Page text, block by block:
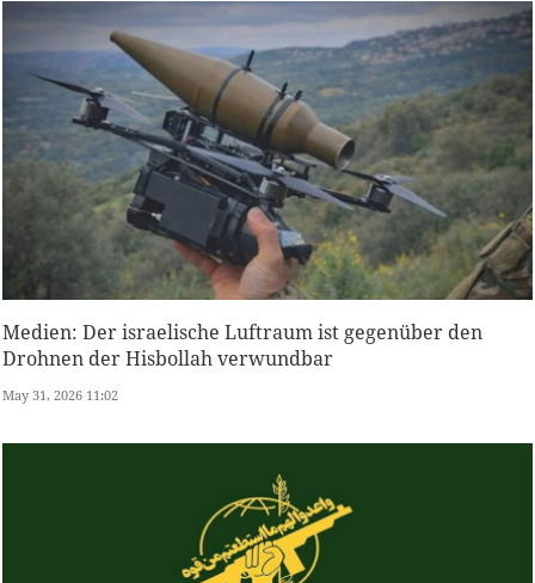
Medien: Der israelische Luftraum ist gegenüber den
Drohnen der Hisbollah verwundbar
May 31, 2026 11:02